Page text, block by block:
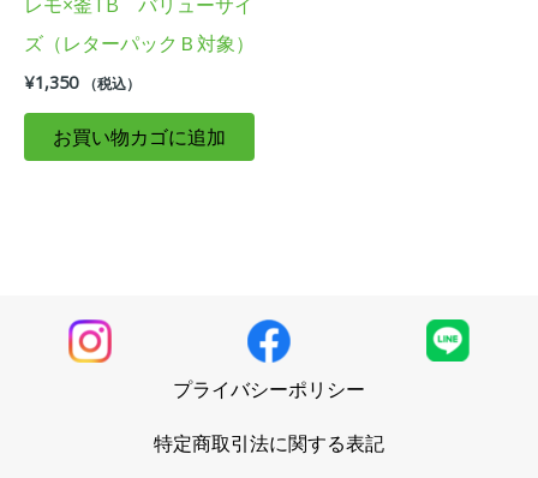
レモ×釜TB バリューサイ
ズ（レターパックＢ対象）
¥1,350 （税込）
お買い物カゴに追加
プライバシーポリシー
特定商取引法に関する表記